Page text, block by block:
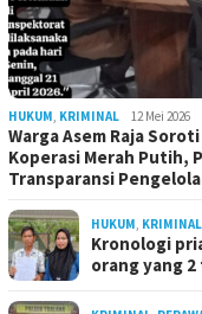
HUKUM, KRIMINAL 12 Mei 2026
Warga Asem Raja
Koperasi Merah Putih,
Transparansi
HUKUM, KRIMINAL
Kronologi
orang yang